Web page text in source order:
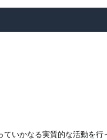
いかなる実質的な活動を